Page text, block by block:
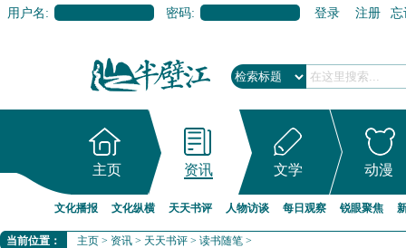
用户名: 密码: 登录 注册 忘
主页 资讯 文学 动漫
文化播报 文化纵横 天天书评 人物访谈 每日观察 锐眼聚焦
当前位置： 主页 > 资讯 > 天天书评 > 读书随笔 >